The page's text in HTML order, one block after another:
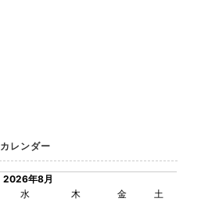
カレンダー
2026年8月
水 木 金
土